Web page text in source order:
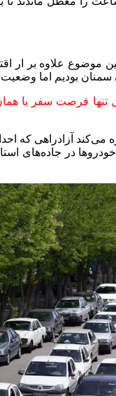
موضوع علاوه بر ار
بودیم اما
فرصت سفر یا
آزادراهی که
و عجیبی از خودروها